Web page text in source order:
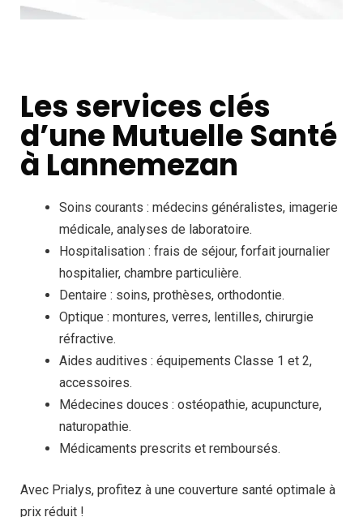
Les services clés
d’une Mutuelle Santé
à Lannemezan
Soins courants : médecins généralistes, imagerie
médicale, analyses de laboratoire.
Hospitalisation : frais de séjour, forfait journalier
hospitalier, chambre particulière.
Dentaire : soins, prothèses, orthodontie.
Optique : montures, verres, lentilles, chirurgie
réfractive.
Aides auditives : équipements Classe 1 et 2,
accessoires.
Médecines douces : ostéopathie, acupuncture,
naturopathie.
Médicaments prescrits et remboursés.
Avec Prialys, profitez à une couverture santé optimale à
prix réduit !